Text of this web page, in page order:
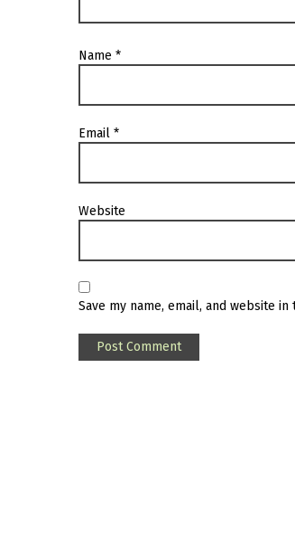
Name *
Email *
Website
Save my name, email, and website